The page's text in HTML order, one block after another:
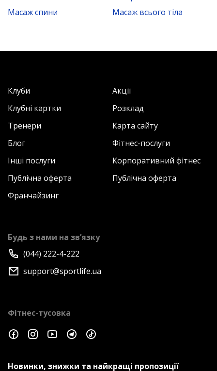
Масаж спини
Масаж всього тіла
Клуби
Акції
Клубні картки
Розклад
Тренери
Карта сайту
Блог
Фітнес-послуги
Інші послуги
Корпоративний фітнес
Публічна оферта
Публічна оферта
Франчайзинг
Будь з нами на зв’язку
(044) 222-4-222
support@sportlife.ua
Фітнес-тусовка
Новинки, знижки та найкращі пропозиції